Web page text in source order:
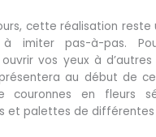
cette réalisation reste
imiter pas-à-pas.
vos yeux à d’autres
au début de
couronnes en fleurs
et palettes de différentes